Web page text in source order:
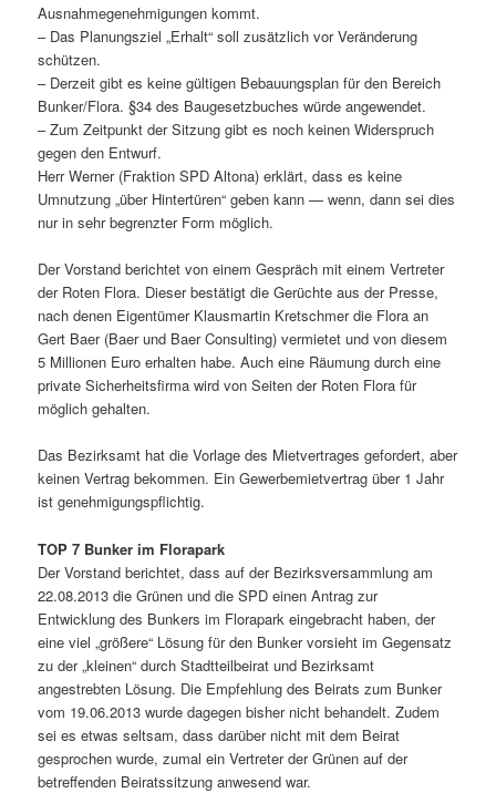
Ausnahmegenehmigungen kommt.
– Das Planungsziel „Erhalt“ soll zusätzlich vor Veränderung
schützen.
– Derzeit gibt es keine gültigen Bebauungsplan für den Bereich
Bunker/Flora. §34 des Baugesetzbuches würde angewendet.
– Zum Zeitpunkt der Sitzung gibt es noch keinen Widerspruch
gegen den Entwurf.
Herr Werner (Fraktion SPD Altona) erklärt, dass es keine
Umnutzung „über Hintertüren“ geben kann — wenn, dann sei dies
nur in sehr begrenzter Form möglich.
Der Vorstand berichtet von einem Gespräch mit einem Vertreter
der Roten Flora. Dieser bestätigt die Gerüchte aus der Presse,
nach denen Eigentümer Klausmartin Kretschmer die Flora an
Gert Baer (Baer und Baer Consulting) vermietet und von diesem
5 Millionen Euro erhalten habe. Auch eine Räumung durch eine
private Sicherheitsfirma wird von Seiten der Roten Flora für
möglich gehalten.
Das Bezirksamt hat die Vorlage des Mietvertrages gefordert, aber
keinen Vertrag bekommen. Ein Gewerbemietvertrag über 1 Jahr
ist genehmigungspflichtig.
TOP 7 Bunker im Florapark
Der Vorstand berichtet, dass auf der Bezirksversammlung am
22.08.2013 die Grünen und die SPD einen Antrag zur
Entwicklung des Bunkers im Florapark eingebracht haben, der
eine viel „größere“ Lösung für den Bunker vorsieht im Gegensatz
zu der „kleinen“ durch Stadtteilbeirat und Bezirksamt
angestrebten Lösung. Die Empfehlung des Beirats zum Bunker
vom 19.06.2013 wurde dagegen bisher nicht behandelt. Zudem
sei es etwas seltsam, dass darüber nicht mit dem Beirat
gesprochen wurde, zumal ein Vertreter der Grünen auf der
betreffenden Beiratssitzung anwesend war.